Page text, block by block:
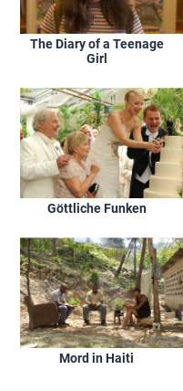
The Diary of a Teenage
Girl
Göttliche Funken
Mord in Haiti